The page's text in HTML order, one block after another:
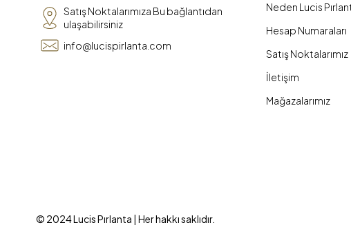
Satış Noktalarımıza Bu bağlantıdan
ulaşabilirsiniz
info@lucispirlanta.com
Neden Lucis
Hesap Numaraları
Satış Noktalarımız
İletişim
Mağazalarımız
© 2024 Lucis Pırlanta | Her hakkı saklıdır.